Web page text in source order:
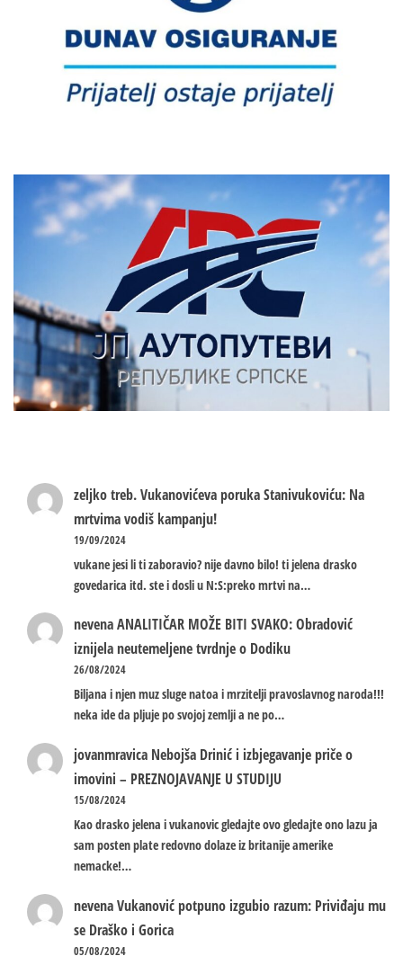
zeljko treb.Vukanovićeva poruka Stanivukoviću: Na
mrtvima vodiš kampanju!
19/09/2024
vukane jesi li ti zaboravio? nije davno bilo! ti jelena drasko
govedarica itd. ste i dosli u N:S:preko mrtvi na…
nevenaANALITIČAR MOŽE BITI SVAKO: Obradović
iznijela neutemeljene tvrdnje o Dodiku
26/08/2024
Biljana i njen muz sluge natoa i mrzitelji pravoslavnog naroda!!!
neka ide da pljuje po svojoj zemlji a ne po…
jovanmravica Nebojša Drinić i izbjegavanje priče o
imovini – PREZNOJAVANJE U STUDIJU
15/08/2024
Kao drasko jelena i vukanovic gledajte ovo gledajte ono lazu ja
sam posten plate redovno dolaze iz britanije amerike
nemacke!…
nevenaVukanović potpuno izgubio razum: Priviđaju mu
se Draško i Gorica
05/08/2024